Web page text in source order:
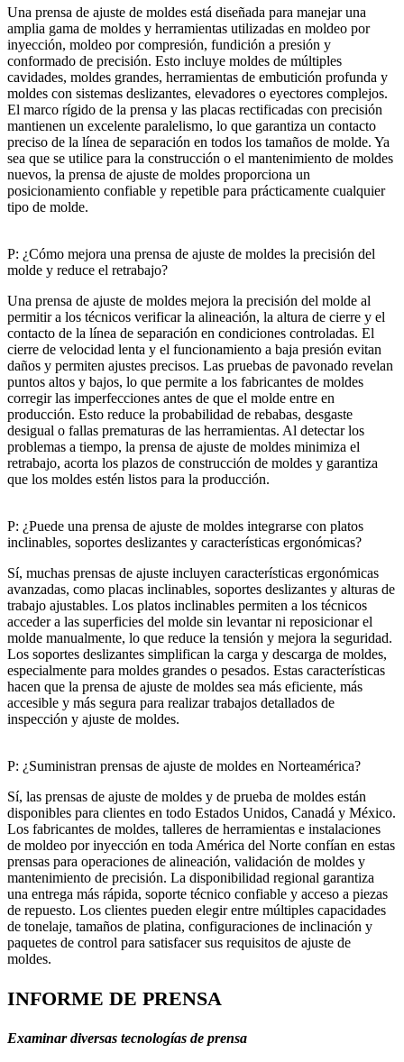
Una prensa de ajuste de moldes está diseñada para manejar una
amplia gama de moldes y herramientas utilizadas en moldeo por
inyección, moldeo por compresión, fundición a presión y
conformado de precisión. Esto incluye moldes de múltiples
cavidades, moldes grandes, herramientas de embutición profunda y
moldes con sistemas deslizantes, elevadores o eyectores complejos.
El marco rígido de la prensa y las placas rectificadas con precisión
mantienen un excelente paralelismo, lo que garantiza un contacto
preciso de la línea de separación en todos los tamaños de molde. Ya
sea que se utilice para la construcción o el mantenimiento de moldes
nuevos, la prensa de ajuste de moldes proporciona un
posicionamiento confiable y repetible para prácticamente cualquier
tipo de molde.
P: ¿Cómo mejora una prensa de ajuste de moldes la precisión del
molde y reduce el retrabajo?
Una prensa de ajuste de moldes mejora la precisión del molde al
permitir a los técnicos verificar la alineación, la altura de cierre y el
contacto de la línea de separación en condiciones controladas. El
cierre de velocidad lenta y el funcionamiento a baja presión evitan
daños y permiten ajustes precisos. Las pruebas de pavonado revelan
puntos altos y bajos, lo que permite a los fabricantes de moldes
corregir las imperfecciones antes de que el molde entre en
producción. Esto reduce la probabilidad de rebabas, desgaste
desigual o fallas prematuras de las herramientas. Al detectar los
problemas a tiempo, la prensa de ajuste de moldes minimiza el
retrabajo, acorta los plazos de construcción de moldes y garantiza
que los moldes estén listos para la producción.
P: ¿Puede una prensa de ajuste de moldes integrarse con platos
inclinables, soportes deslizantes y características ergonómicas?
Sí, muchas prensas de ajuste incluyen características ergonómicas
avanzadas, como placas inclinables, soportes deslizantes y alturas de
trabajo ajustables. Los platos inclinables permiten a los técnicos
acceder a las superficies del molde sin levantar ni reposicionar el
molde manualmente, lo que reduce la tensión y mejora la seguridad.
Los soportes deslizantes simplifican la carga y descarga de moldes,
especialmente para moldes grandes o pesados. Estas características
hacen que la prensa de ajuste de moldes sea más eficiente, más
accesible y más segura para realizar trabajos detallados de
inspección y ajuste de moldes.
P: ¿Suministran prensas de ajuste de moldes en Norteamérica?
Sí, las prensas de ajuste de moldes y de prueba de moldes están
disponibles para clientes en todo Estados Unidos, Canadá y México.
Los fabricantes de moldes, talleres de herramientas e instalaciones
de moldeo por inyección en toda América del Norte confían en estas
prensas para operaciones de alineación, validación de moldes y
mantenimiento de precisión. La disponibilidad regional garantiza
una entrega más rápida, soporte técnico confiable y acceso a piezas
de repuesto. Los clientes pueden elegir entre múltiples capacidades
de tonelaje, tamaños de platina, configuraciones de inclinación y
paquetes de control para satisfacer sus requisitos de ajuste de
moldes.
INFORME DE PRENSA
Examinar diversas tecnologías de prensa